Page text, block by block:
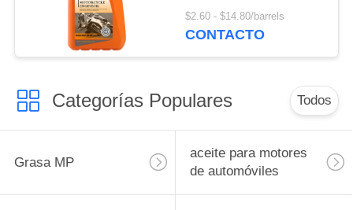
de Motor para Coche y
Motocicleta Aceite de
$2.60 - $14.80/barrels
CONTACTO
Categorías Populares Todos
Grasa MP
aceite para motores
de automóviles